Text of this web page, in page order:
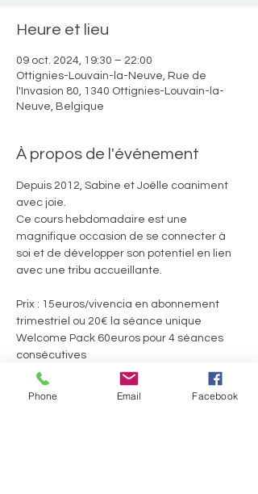
Heure et lieu
09 oct. 2024, 19:30 – 22:00
Ottignies-Louvain-la-Neuve, Rue de
l'Invasion 80, 1340 Ottignies-Louvain-la-
Neuve, Belgique
À propos de l'événement
Depuis 2012, Sabine et Joëlle coaniment
avec joie.
Ce cours hebdomadaire est une
magnifique occasion de se connecter à
soi et de développer son potentiel en lien
avec une tribu accueillante.
Prix : 15euros/vivencia en abonnement
trimestriel ou 20€ la séance unique
Welcome Pack 60euros pour 4 séances
consécutives
Ils.Elles témoignent :
Afficher plus
Phone Email Facebook